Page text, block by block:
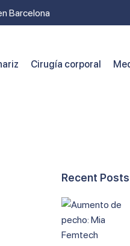
Barcelona
Cirugía corporal
Recent Posts